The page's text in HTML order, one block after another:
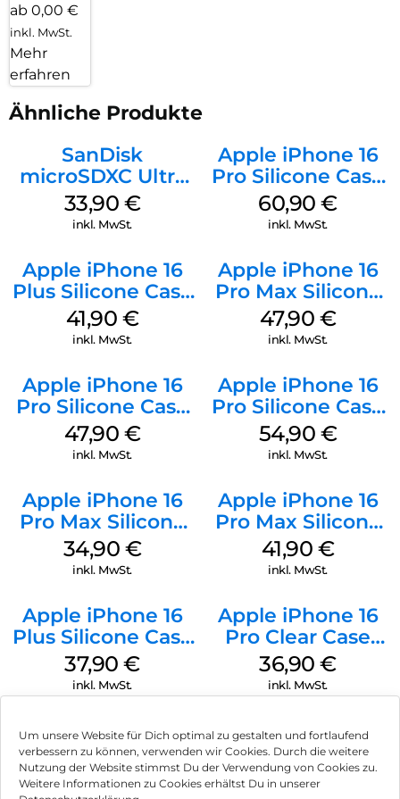
Um unsere Website für Dich optimal zu gestalten und fortlaufend
verbessern zu können, verwenden wir Cookies. Durch die weitere
Nutzung der Website stimmst Du der Verwendung von Cookies zu.
Weitere Informationen zu Cookies erhältst Du in unserer
ab 0,00 €
inkl. MwSt.
Mehr
erfahren
Ähnliche Produkte
SanDisk
microSDXC Ultra
128 GB + Adapter
Mobile
33,90 €
inkl. MwSt.
Apple iPhone 16
Pro Silicone Case
MagSafe Stone
Gray
60,90€
inkl. MwSt.
Apple iPhone 16
Plus Silicone Case
MagSafe Stone
Gray
41,90 €
inkl. MwSt.
Apple iPhone 16
Pro Max Silicone
Case MagSafe
Black
47,90 €
inkl. MwSt.
Apple iPhone 16
Pro Silicone Case
MagSafe Denim
47,90 €
inkl. MwSt.
Apple iPhone 16
Pro Silicone Case
MagSafe Black
54,90 €
inkl. MwSt.
Apple iPhone 16
Pro Max Silicone
Case MagSafe
Denim
34,90 €
inkl. MwSt.
Apple iPhone 16
Pro Max Silicone
Case MagSafe
Ultramarine
41,90 €
inkl. MwSt.
Apple iPhone 16
Plus Silicone Case
MagSafe Lake
Green
37,90€
inkl. MwSt.
Apple iPhone 16
Pro Clear Case
MagSafe
Transparent
36,90€
inkl. MwSt.
Impressum